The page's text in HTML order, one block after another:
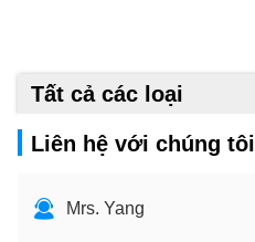
Tất cả các loại
Liên hệ với chúng tôi
Mrs. Yang